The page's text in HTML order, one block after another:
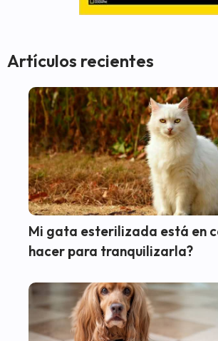
Artículos recientes
Mi gata esterilizada está en
hacer para tranquilizarla?